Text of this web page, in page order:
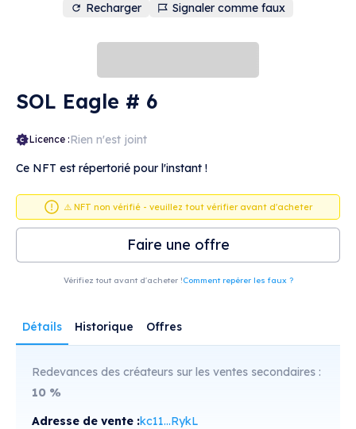
Recharger Signaler comme faux
SOL Eagle # 6
Licence :Rien n'est joint
Ce NFT est répertorié pour l'instant !
⚠️ NFT non vérifié - veuillez tout vérifier avant d'acheter
Faire une offre
Vérifiez tout avant d'acheter !Comment repérer les faux ?
Détails Historique Offres
Redevances des créateurs sur les ventes secondaires :
10 %
Adresse de vente :kc11...RykL